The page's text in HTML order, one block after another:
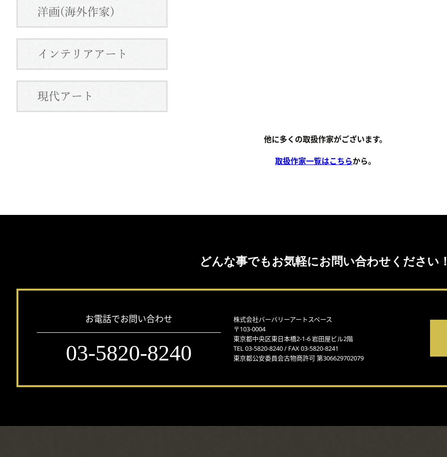
他に多くの取扱作家がございます。
取扱作家一覧はこちらから。
どんな事でもお気軽にお問い合わせください！
お電話でお問い合わせ
03-5820-8240
株式会社バーバリーアートスペース
〒103-0004
東京都中央区東日本橋2-1-6 岩田屋ビル2階
TEL 03-5820-8240 / FAX 03-5820-8241
東京都公安委員会古物商許可 第306629702079